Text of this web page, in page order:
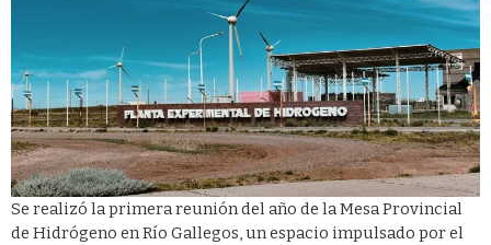
Se realizó la primera reunión del año de la Mesa Provincial
de Hidrógeno en Río Gallegos, un espacio impulsado por el